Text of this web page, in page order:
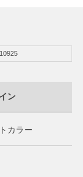
10925
ン
カラー